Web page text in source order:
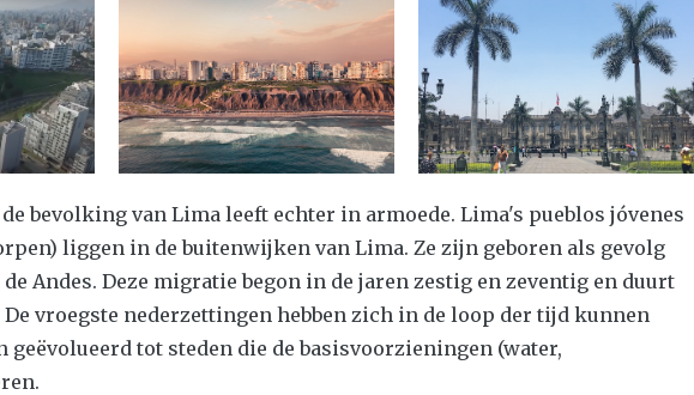
bevolking van Lima leeft echter in armoede. Lima's pueblos jóvenes
liggen in de buitenwijken van Lima. Ze zijn geboren als gevolg
Andes. Deze migratie begon in de jaren zestig en zeventig en duurt
vroegste nederzettingen hebben zich in de loop der tijd kunnen
geëvolueerd tot steden die de basisvoorzieningen (water,